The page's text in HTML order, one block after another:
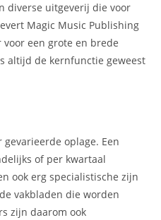
diverse uitgeverij die voor
Magic Music Publishing
een grote en brede
altijd de kernfunctie geweest
oplage. Een
of per kwartaal
ook erg specialistische zijn
vakbladen die worden
zijn daarom ook